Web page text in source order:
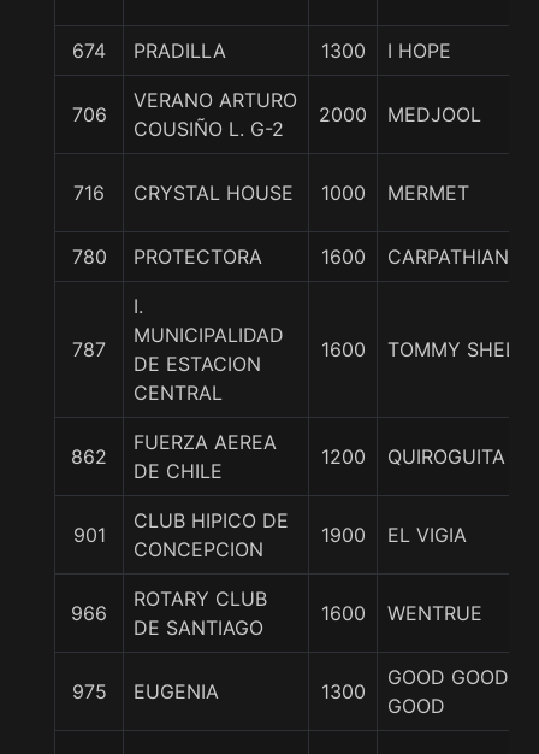
674 PRADILLA 1300 I HOPE
706
VERANO ARTURO
COUSIÑO L. G-2
2000 MEDJOOL
716 CRYSTAL HOUSE 1000 MERMET
780 PROTECTORA 1600 CARPATHIAN
787
I.
MUNICIPALIDAD
DE ESTACION
CENTRAL
1600 TOMMY
862
FUERZA AEREA
DE CHILE
1200 QUIROGUITA
901
CLUB HIPICO DE
CONCEPCION
1900 EL VIGIA
966
ROTARY CLUB
DE SANTIAGO
1600 WENTRUE
975 EUGENIA 1300
GOOD GOOD
GOOD